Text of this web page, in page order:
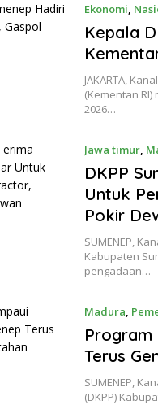
Ekonomi,
Kepala
JAKARTA,
(Kementan
2026…
Jawa timur,
DKPP
Untuk
Pokir
SUMENEP,
Kabupaten
pengadaan…
Madura,
Program
Terus
SUMENEP,
(DKPP)